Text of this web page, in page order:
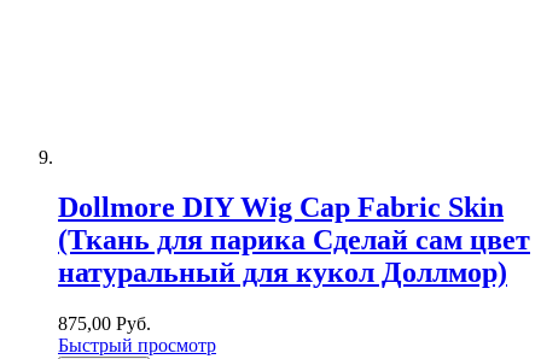
Dollmore DIY Wig Cap Fabric Skin
(Ткань для парика Сделай сам цвет
натуральный для кукол Доллмор)
875,00 Руб.
Быстрый просмотр